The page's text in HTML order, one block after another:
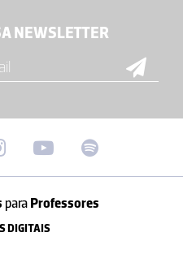
NEWSLETTER
paraProfessores
DIGITAIS